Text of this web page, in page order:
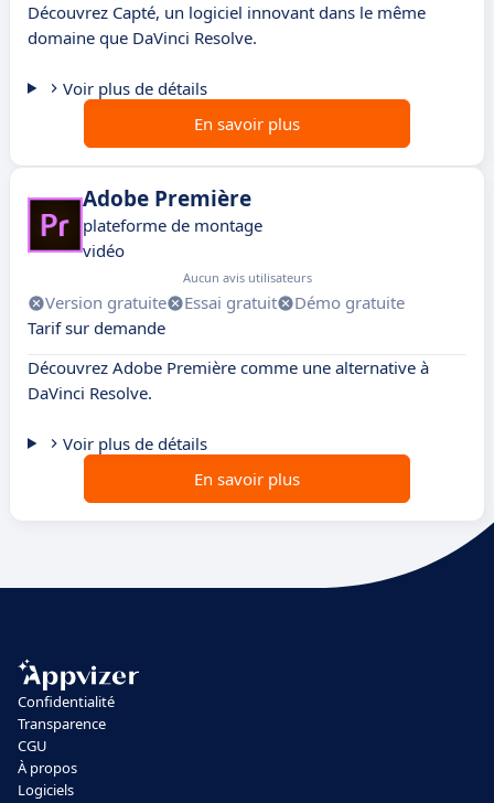
Découvrez Capté, un logiciel innovant dans le même
domaine que DaVinci Resolve.
Voir plus de détails
En savoir plus
Adobe Première
plateforme de montage
vidéo
Aucun avis utilisateurs
Version gratuite Essai gratuit
Démo gratuite
Tarif sur demande
Découvrez Adobe Première comme une alternative à
DaVinci Resolve.
Voir plus de détails
En savoir plus
Confidentialité
Transparence
CGU
À propos
Logiciels